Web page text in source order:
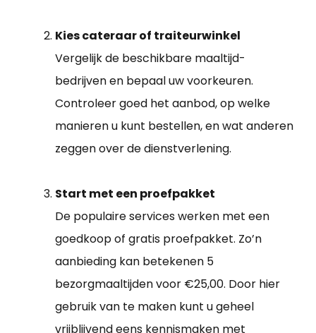
Kies cateraar of traiteurwinkel
Vergelijk de beschikbare maaltijd-
bedrijven en bepaal uw voorkeuren.
Controleer goed het aanbod, op welke
manieren u kunt bestellen, en wat anderen
zeggen over de dienstverlening.
Start met een proefpakket
De populaire services werken met een
goedkoop of gratis proefpakket. Zo’n
aanbieding kan betekenen 5
bezorgmaaltijden voor €25,00. Door hier
gebruik van te maken kunt u geheel
vrijblijvend eens kennismaken met